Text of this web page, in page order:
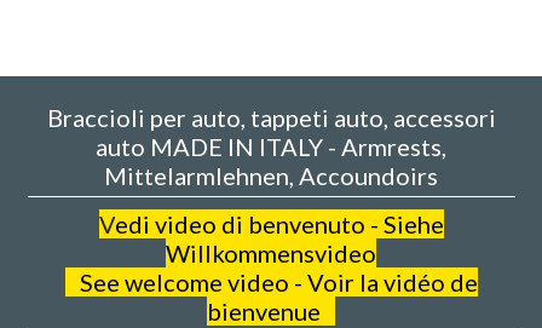
Braccioli per auto, tappeti auto, accessori
auto MADE IN ITALY - Armrests,
Mittelarmlehnen, Accoundoirs
Vedi video di benvenuto - Siehe
Willkommensvideo
See welcome video - Voir la vidéo de
bienvenue